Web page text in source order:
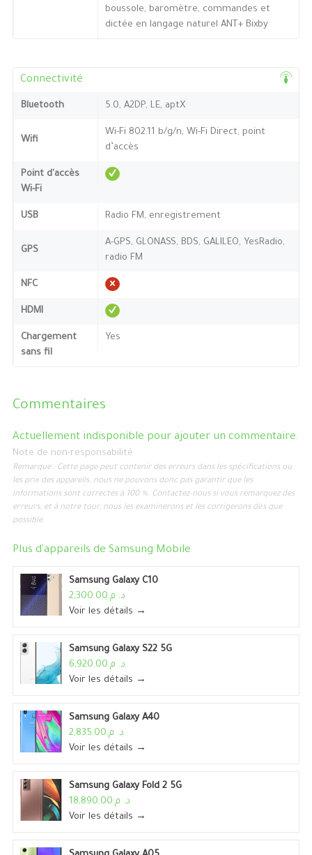
boussole, baromètre, commandes et
dictée en langage naturel ANT+ Bixby
Connectivité
Bluetooth 5.0, A2DP, LE, aptX
Wifi
Wi-Fi 802.11 b/g/n, Wi-Fi Direct, point
d’accès
Point d'accès
Wi-Fi
USB Radio FM, enregistrement
GPS
A-GPS, GLONASS, BDS, GALILEO, YesRadio,
radio FM
NFC
HDMI
Chargement
sans fil
Yes
Commentaires
Actuellement indisponible pour ajouter un commentaire.
Note de non-responsabilité
Remarque : Cette page peut contenir des erreurs dans les spécifications ou
les prix des appareils, nous ne pouvons donc pas garantir que les
informations sont correctes à 100 %. Contactez-nous si vous remarquez des
erreurs, et à notre tour, nous les examinerons et les corrigerons dès que
possible.
Plus d'appareils de Samsung Mobile
Samsung Galaxy C10
د. م.2,300.00
Voir les détails →
Samsung Galaxy S22 5G
د. م.6,920.00
Voir les détails →
Samsung Galaxy A40
د. م.2,835.00
Voir les détails →
Samsung Galaxy Fold 2 5G
د. م.18,890.00
Voir les détails →